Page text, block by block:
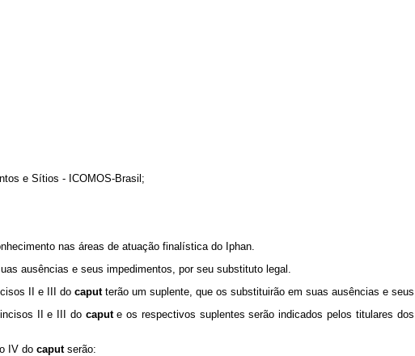
e Sítios - ICOMOS-Brasil;
nas áreas de atuação finalística do Iphan.
ausências e seus impedimentos, por seu substituto legal.
II e III do caputterão um suplente, que os substituirão em suas ausências e
II e III do capute os respectivos suplentes serão indicados pelos titulares
IV do caputserão: